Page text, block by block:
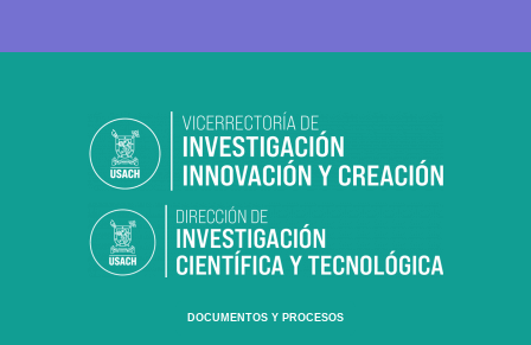
DOCUMENTOS Y PROCESOS